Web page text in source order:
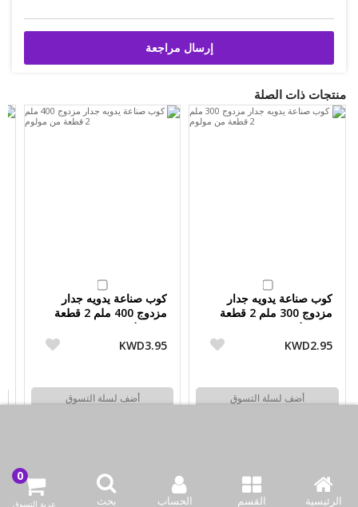
الرئيسية القسم الحساب بحث عربة التسوق
إرسال مراجعة
منتجات ذات الصلة
كوب صناعة يدويه جدار
مزدوج 300 ملم 2 قطعة
من مولوم
KWD2.95
أضف لسلة التسوق
كوب صناعة يدويه جدار
مزدوج 400 ملم 2 قطعة
من مولوم
KWD3.95
أضف لسلة التسوق